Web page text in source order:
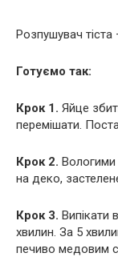
Розпушувач
Готуємо так:
Крок 1. Яйце
перемішати.
Крок 2. Вологими
на деко,
Крок 3. Випікати
хвилин. За 5
печиво медовим